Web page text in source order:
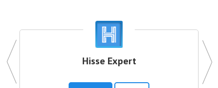
Hisse Expert